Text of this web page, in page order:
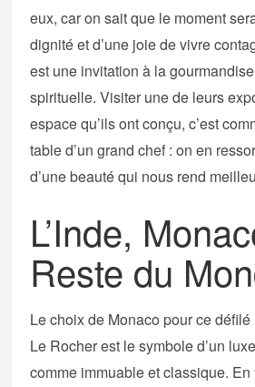
eux, car on sait que le moment
dignité et d’une joie de vivre
est une invitation à la
spirituelle. Visiter une de leurs
espace qu’ils ont conçu, c’est
table d’un grand chef : on en
d’une beauté qui nous rend
L’Inde,
Reste du
Le choix de Monaco pour ce défilé
Le Rocher est le symbole d’un
comme immuable et classique.